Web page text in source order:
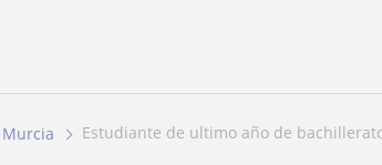
Murcia estudiante de ultimo año de